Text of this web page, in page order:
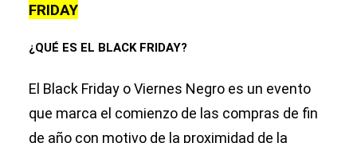
FRIDAY
¿QUÉ ES EL BLACK FRIDAY?
El Black Friday o Viernes Negro es un evento
que marca el comienzo de las compras de fin
de año con motivo de la proximidad de la